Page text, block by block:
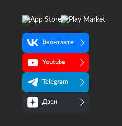
Вконтакте
Youtube
Telegram
Дзен